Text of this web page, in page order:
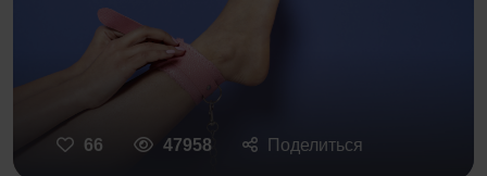
66 47958 Поделиться